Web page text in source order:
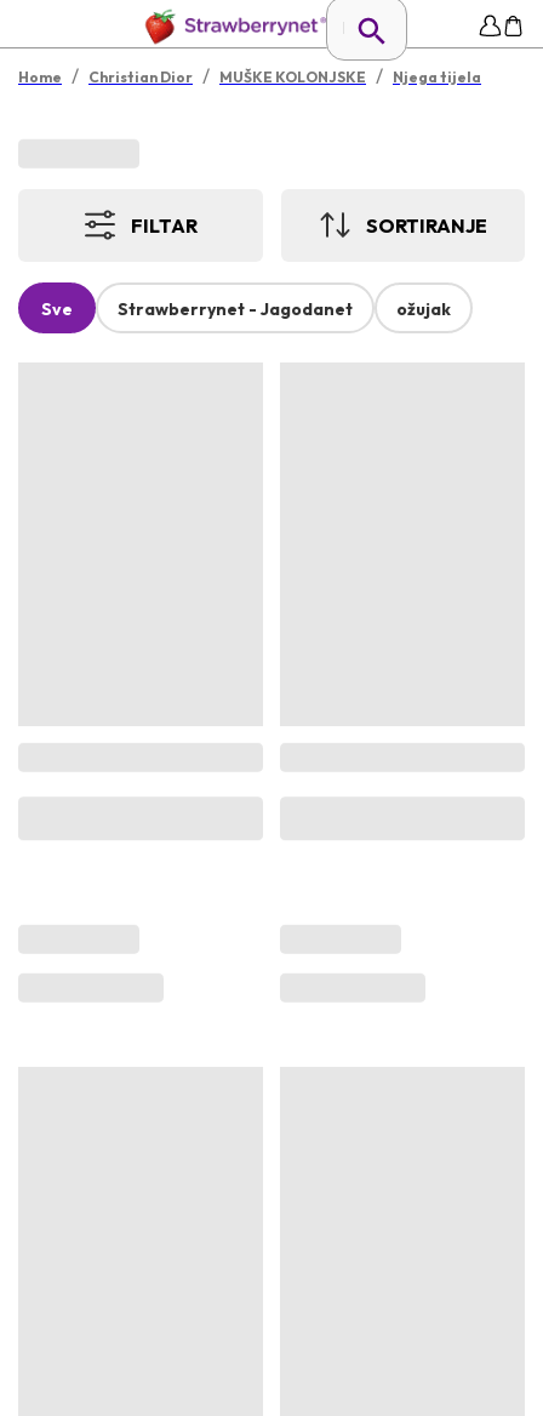
Home / Christian Dior / MUŠKE KOLONJSKE / Njega tijela
FILTAR SORTIRANJE
Sve Strawberrynet - Jagodanet ožujak